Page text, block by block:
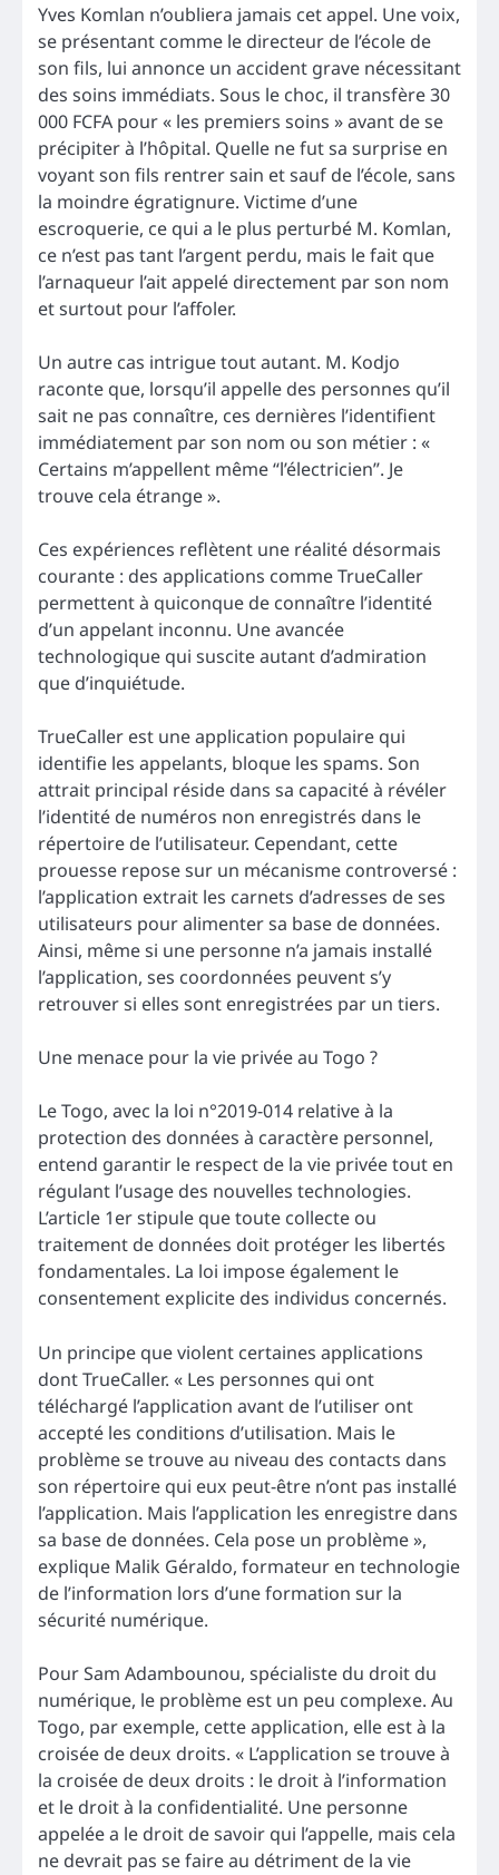
Yves Komlan n’oubliera jamais cet appel. Une voix,
se présentant comme le directeur de l’école de
son fils, lui annonce un accident grave nécessitant
des soins immédiats. Sous le choc, il transfère 30
000 FCFA pour « les premiers soins » avant de se
précipiter à l’hôpital. Quelle ne fut sa surprise en
voyant son fils rentrer sain et sauf de l’école, sans
la moindre égratignure. Victime d’une
escroquerie, ce qui a le plus perturbé M. Komlan,
ce n’est pas tant l’argent perdu, mais le fait que
l’arnaqueur l’ait appelé directement par son nom
et surtout pour l’affoler.
Un autre cas intrigue tout autant. M. Kodjo
raconte que, lorsqu’il appelle des personnes qu’il
sait ne pas connaître, ces dernières l’identifient
immédiatement par son nom ou son métier : «
Certains m’appellent même “l’électricien”. Je
trouve cela étrange ».
Ces expériences reflètent une réalité désormais
courante : des applications comme TrueCaller
permettent à quiconque de connaître l’identité
d’un appelant inconnu. Une avancée
technologique qui suscite autant d’admiration
que d’inquiétude.
TrueCaller est une application populaire qui
identifie les appelants, bloque les spams. Son
attrait principal réside dans sa capacité à révéler
l’identité de numéros non enregistrés dans le
répertoire de l’utilisateur. Cependant, cette
prouesse repose sur un mécanisme controversé :
l’application extrait les carnets d’adresses de ses
utilisateurs pour alimenter sa base de données.
Ainsi, même si une personne n’a jamais installé
l’application, ses coordonnées peuvent s’y
retrouver si elles sont enregistrées par un tiers.
Une menace pour la vie privée au Togo ?
Le Togo, avec la loi n°2019-014 relative à la
protection des données à caractère personnel,
entend garantir le respect de la vie privée tout en
régulant l’usage des nouvelles technologies.
L’article 1er stipule que toute collecte ou
traitement de données doit protéger les libertés
fondamentales. La loi impose également le
consentement explicite des individus concernés.
Un principe que violent certaines applications
dont TrueCaller. « Les personnes qui ont
téléchargé l’application avant de l’utiliser ont
accepté les conditions d’utilisation. Mais le
problème se trouve au niveau des contacts dans
son répertoire qui eux peut-être n’ont pas installé
l’application. Mais l’application les enregistre dans
sa base de données. Cela pose un problème »,
explique Malik Géraldo, formateur en technologie
de l’information lors d’une formation sur la
sécurité numérique.
Pour Sam Adambounou, spécialiste du droit du
numérique, le problème est un peu complexe. Au
Togo, par exemple, cette application, elle est à la
croisée de deux droits. « L’application se trouve à
la croisée de deux droits : le droit à l’information
et le droit à la confidentialité. Une personne
appelée a le droit de savoir qui l’appelle, mais cela
ne devrait pas se faire au détriment de la vie